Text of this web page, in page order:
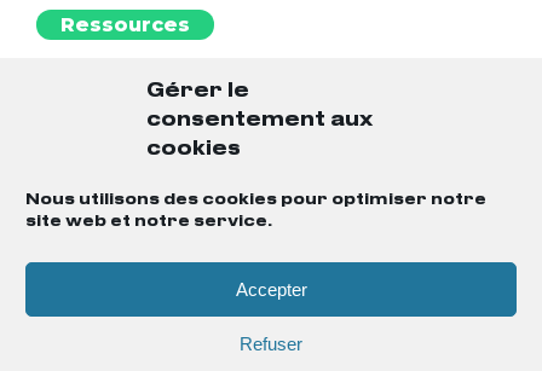
Gérer le
consentement aux
cookies
Nous utilisons des cookies pour optimiser notre
site web et notre service.
Accepter
Refuser
Ressources
Notre MasterClass
Politique de confidentialité